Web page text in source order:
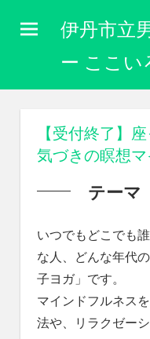
伊丹市立
ー ここい
関
わ
な
分
ら
し
生
き
【受付終了】
気づきの瞑想
テーマ
いつでもどこでも
な人、どんな年代
子ヨガ」です。
マインドフルネス
法や、リラクゼー